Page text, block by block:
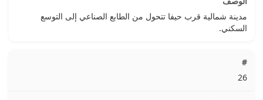
مدينة شمالية قرب حيفا تتحول من الطابع الصناعي إلى التوسع
السكني.
26